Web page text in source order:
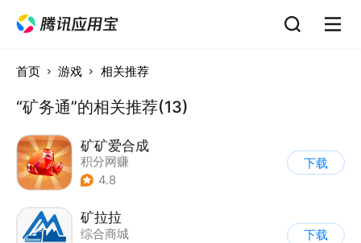
首页 游戏 相关推荐
“矿务通”的相关推荐(13)
矿矿爱合成
积分网赚
4.8
下载
矿拉拉
综合商城
下载